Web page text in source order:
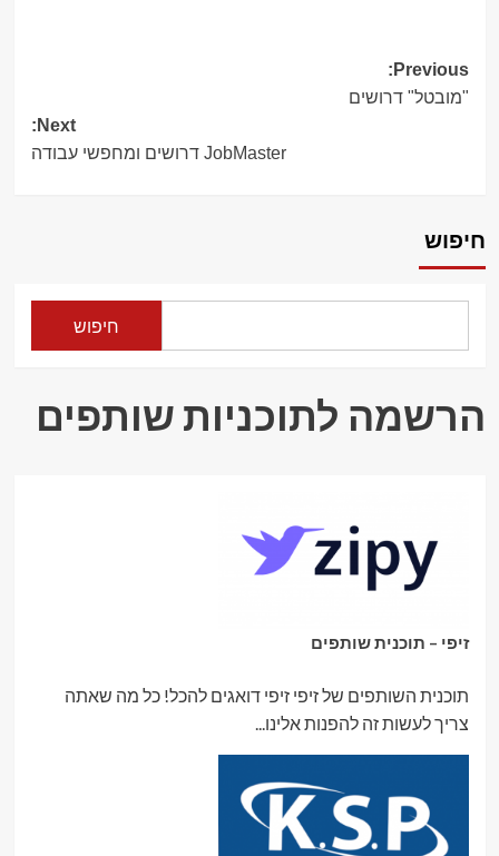
Post
navigation
Previous:
"מובטל" דרושים
Next:
JobMaster דרושים ומחפשי עבודה
חיפוש
חיפוש
הרשמה לתוכניות שותפים
זיפי – תוכנית שותפים
תוכנית השותפים של זיפי זיפי דואגים להכל! כל מה שאתה
צריך לעשות זה להפנות אלינו...